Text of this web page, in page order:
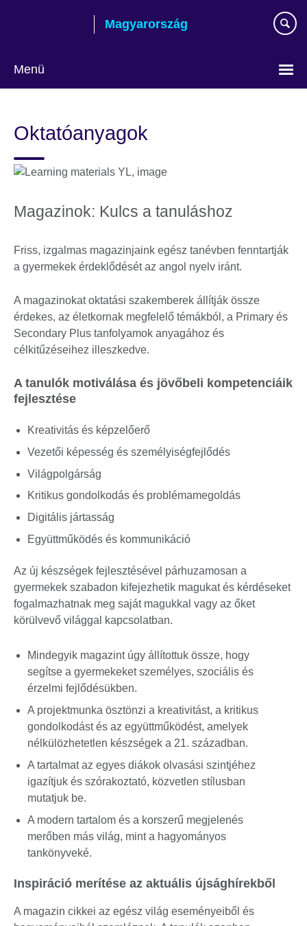
Magyarország
Menü
Oktatóanyagok
Magazinok: Kulcs a tanuláshoz
Friss, izgalmas magazinjaink egész tanévben fenntartják
a gyermekek érdeklődését az angol nyelv iránt.
A magazinokat oktatási szakemberek állítják össze
érdekes, az életkornak megfelelő témákból, a Primary és
Secondary Plus tanfolyamok anyagához és
célkitűzéseihez illeszkedve.
A tanulók motiválása és jövőbeli kompetenciáik
fejlesztése
Kreativitás és képzelőerő
Vezetői képesség és személyiségfejlődés
Világpolgárság
Kritikus gondolkodás és problémamegoldás
Digitális jártasság
Együttműködés és kommunikáció
Az új készségek fejlesztésével párhuzamosan a
gyermekek szabadon kifejezhetik magukat és kérdéseket
fogalmazhatnak meg saját magukkal vagy az őket
körülvevő világgal kapcsolatban.
Mindegyik magazint úgy állítottuk össze, hogy
segítse a gyermekeket személyes, szociális és
érzelmi fejlődésükben.
A projektmunka ösztönzi a kreativitást, a kritikus
gondolkodást és az együttműködést, amelyek
nélkülözhetetlen készségek a 21. században.
A tartalmat az egyes diákok olvasási szintjéhez
igazítjuk és szórakoztató, közvetlen stílusban
mutatjuk be.
A modern tartalom és a korszerű megjelenés
merőben más világ, mint a hagyományos
tankönyveké.
Inspiráció merítése az aktuális újsághírekből
A magazin cikkei az egész világ eseményeiből és